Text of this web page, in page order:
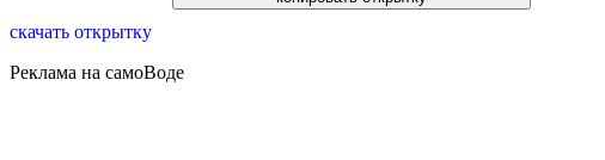
скачать открытку
Реклама на самоВоде